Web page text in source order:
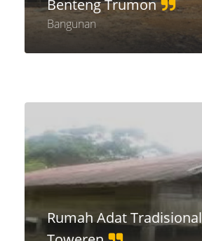
Benteng Trumon
Bangunan
Rumah Adat Tradisional